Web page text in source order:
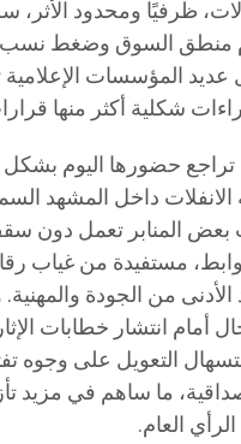
ظرفيًا ومحدود الأثر،
منطق السوق وضغط نسب
المؤسسات الإعلامية
شكلية أكثر منها
حضورها اليوم
الانفلات داخل المشهد
بعض المنابر تعمل دون
مستفيدة من غياب
الأدنى من الجودة
أمام انتشار خطابات
التعويل على وجوه
ما ساهم في مزيد
العام.